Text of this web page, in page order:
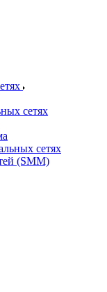
сетях
сетях
(SMM)